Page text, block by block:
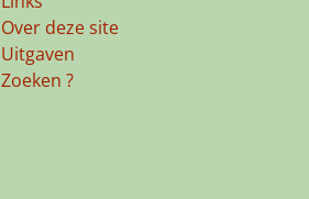
Over deze site
Uitgaven
Zoeken ?